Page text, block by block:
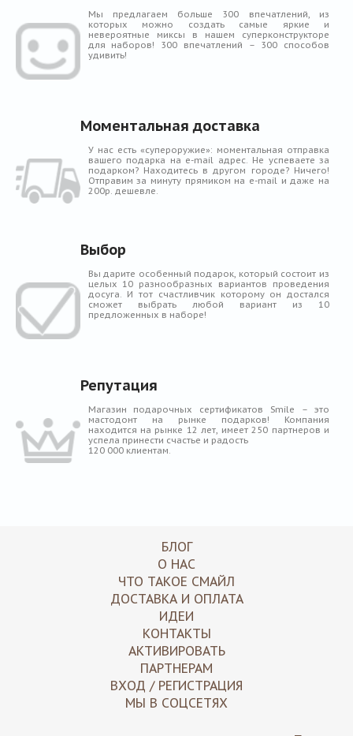
Мы предлагаем больше 300 впечатлений, из
которых можно создать самые яркие и
невероятные миксы в нашем суперконструкторе
для наборов! 300 впечатлений – 300 способов
удивить!
Моментальная доставка
У нас есть «супероружие»: моментальная отправка
вашего подарка на e-mail адрес. Не успеваете за
подарком? Находитесь в другом городе? Ничего!
Отправим за минуту прямиком на e-mail и даже на
200р. дешевле.
Выбор
Вы дарите особенный подарок, который состоит из
целых 10 разнообразных вариантов проведения
досуга. И тот счастливчик которому он достался
сможет выбрать любой вариант из 10
предложенных в наборе!
Репутация
Магазин подарочных сертификатов Smile – это
мастодонт на рынке подарков! Компания
находится на рынке 12 лет, имеет 250 партнеров и
успела принести счастье и радость
120 000 клиентам.
БЛОГ
О НАС
ЧТО ТАКОЕ СМАЙЛ
ДОСТАВКА И ОПЛАТА
ИДЕИ
КОНТАКТЫ
АКТИВИРОВАТЬ
ПАРТНЕРАМ
ВХОД / РЕГИСТРАЦИЯ
МЫ В СОЦСЕТЯХ